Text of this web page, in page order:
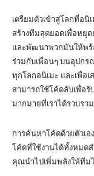
เตรียมตัวเข้าสู่โลกที่อ
สร้างทีมสุดยอดเพื่อหยุ
และพัฒนาพวกมันให้พร้
ร่วมกับเพื่อนๆ บนอุปกร
ทุกโลกอนิเมะ และเพื่อ
สามารถใช้โค้ดลับเพื่อรั
มากมายที่เราได้รวบร
การค้นหาโค้ดด้วยตัวเอ
โค้ดที่ใช้งานได้ทั้งหมด
คุณนำไปเพิ่มพลังให้ทีม